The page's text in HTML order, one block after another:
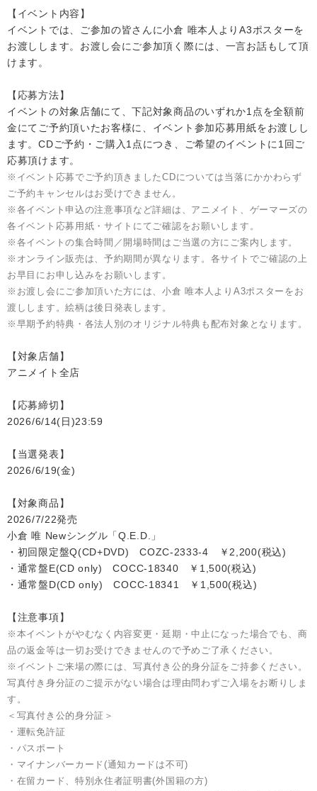
お問い合わせ
【イベント内容】
イベントでは、ご参加の皆さんに小倉 唯本人よりA3ポスターを
お渡しします。お渡し会にご参加頂く際には、一言お話もして頂
けます。
【応募方法】
イベントの対象店舗にて、下記対象商品のいずれか1点を全額前
金にてご予約頂いたお客様に、イベント参加応募用紙をお渡しし
ます。CDご予約・ご購入1点につき、ご希望のイベントに1回ご
応募頂けます。
※イベント応募でご予約頂きましたCDについては当落にかかわらず
ご予約キャンセルはお受けできません。
※各イベント申込の注意事項など詳細は、アニメイト、ゲーマーズの
各イベント応募用紙・サイトにてご確認をお願いします。
※各イベントの集合時間／開場時間はご当選の方にご案内します。
※オンライン販売は、予約期間が異なります。各サイトでご確認の上
お早目にお申し込みをお願いします。
※お渡し会にご参加頂いた方には、小倉 唯本人よりA3ポスターをお
渡しします。絵柄は後日発表します。
※早期予約特典・各法人別のオリジナル特典も配布対象となります。
【対象店舗】
アニメイト全店
【応募締切】
2026/6/14(日)23:59
【当選発表】
2026/6/19(金)
【対象商品】
2026/7/22発売
小倉 唯 Newシングル「Q.E.D.」
・初回限定盤Q(CD+DVD) COZC-2333-4 ￥2,200(税込)
・通常盤E(CD only) COCC-18340 ￥1,500(税込)
・通常盤D(CD only) COCC-18341 ￥1,500(税込)
【注意事項】
※本イベントがやむなく内容変更・延期・中止になった場合でも、商
品の返金等は一切お受けできませんので予めご了承ください。
※イベントご来場の際には、写真付き公的身分証をご持参ください。
写真付き身分証のご提示がない場合は理由問わずご入場をお断りしま
す。
＜写真付き公的身分証＞
・運転免許証
・パスポート
・マイナンバーカード(通知カードは不可)
・在留カード、特別永住者証明書(外国籍の方)